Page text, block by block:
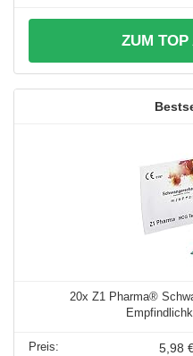
ZUM
20x Z1 Pharma®
5,98